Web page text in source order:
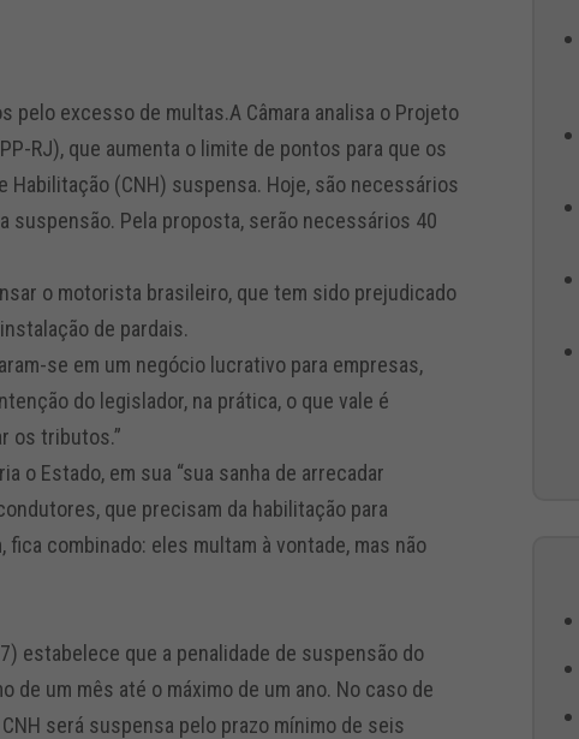
excesso de multas.A Câmara analisa o Projeto
RJ), que aumenta o limite de pontos para que os
(CNH) suspensa. Hoje, são necessários
suspensão. Pela proposta, serão necessários 40
o motorista brasileiro, que tem sido prejudicado
de pardais.
se em um negócio lucrativo para empresas,
do legislador, na prática, o que vale é
os tributos.”
o Estado, em sua “sua sanha de arrecadar
que precisam da habilitação para
combinado: eles multam à vontade, mas não
estabelece que a penalidade de suspensão do
de um mês até o máximo de um ano. No caso de
será suspensa pelo prazo mínimo de seis